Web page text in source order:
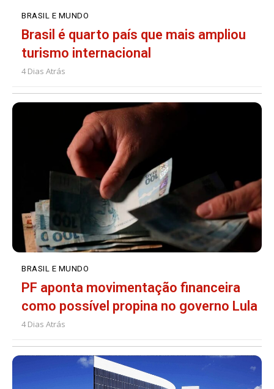
BRASIL E MUNDO
Brasil é quarto país que mais ampliou
turismo internacional
4 Dias Atrás
BRASIL E MUNDO
PF aponta movimentação financeira
como possível propina no governo Lula
4 Dias Atrás